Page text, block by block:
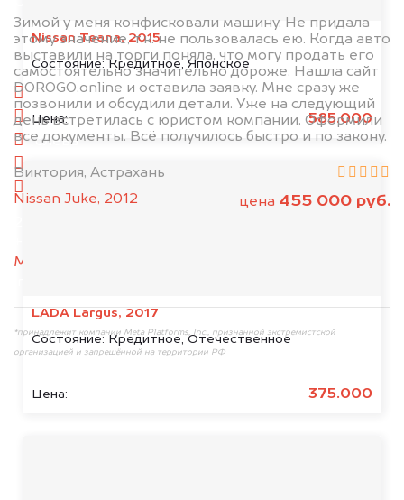
Nissan Teana, 2015
Состояние: Кредитное, Японское
Цена: 585.000
LADA Largus, 2017
Состояние: Кредитное, Отечественное
Цена: 375.000
Зимой у меня конфисковали машину. Не придала
этому значение, т.к. не пользовалась ею. Когда авто
выставили на торги поняла, что могу продать его
самостоятельно значительно дороже. Нашла сайт
DOROGO.online и оставила заявку. Мне сразу же
позвонили и обсудили детали. Уже на следующий
день встретилась с юристом компании. Оформили
все документы. Всё получилось быстро и по закону.
Виктория, Астрахань
Nissan Juke, 2012
цена 455 000 руб.
минуту эксперт-оценщик назовёт сумму.
1. Сфотографируйте машину:
спереди
сзади
слева
MAX
*принадлежит компании Meta Platforms, Inc., признанной экстремистской
организацией и запрещённой на территории РФ